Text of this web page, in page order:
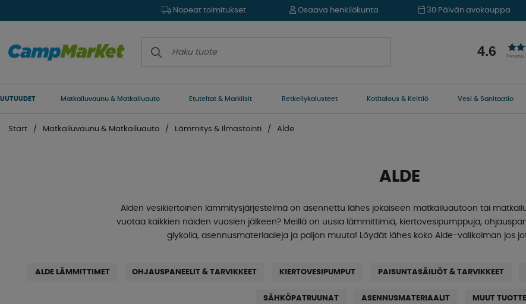
Nopeat toimitukset Osaava henkilökunta 30 Päivän avokauppa
4.6 Perustuu
UUTUUDET Matkailuvaunu & Matkailuauto Etuteltat & Markiisit Retkeilykalusteet Kotitalous & Keittiö Vesi & Sanitaatio
Start Matkailuvaunu & Matkailuauto Lämmitys & Ilmastointi Alde
ALDE
Alden vesikiertoinen lämmitysjärjestelmä on asennettu lähes jokaiseen matkailuautoon tai
vuotaa kaikkien näiden vuosien jälkeen? Meillä on uusia lämmittimiä, kiertovesipumppuja,
glykolia, asennusmateriaaleja ja paljon muuta! Löydät lähes koko Alde-valikoiman jos
ALDE LÄMMITTIMET OHJAUSPANEELIT & TARVIKKEET KIERTOVESIPUMPUT PAISUNTASÄILIÖT & TARVIKKEET
SÄHKÖPATRUUNAT ASENNUSMATERIAALIT MUUT